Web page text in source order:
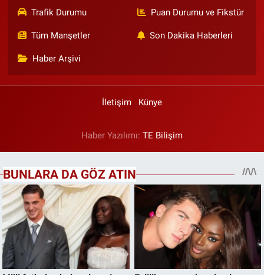
Trafik Durumu Puan Durumu ve Fikstür
Tüm Manşetler Son Dakika Haberleri
Haber Arşivi
İletişim Künye
Haber Yazılımı: TE Bilişim